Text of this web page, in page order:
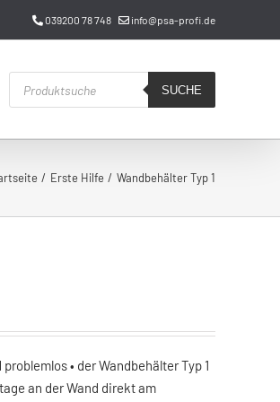
039200 78 748 info@psa-profi.de
Products
search
SUCHE
Erste Hilfe Wandbehälter Typ 1
• der Wandbehälter Typ 1
an der Wand direkt am